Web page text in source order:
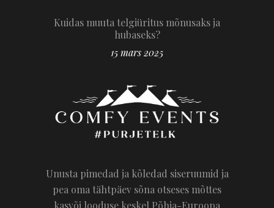
Kuidas muuta telgiüritus mõnusaks ja
hubaseks?
15 mars 2025
Unusta pimedad ja kõledad siseruumid ja
pea oma tähtpäev sõna otseses mõttes
kasvõi looduse keskel Põhja-Euroopa